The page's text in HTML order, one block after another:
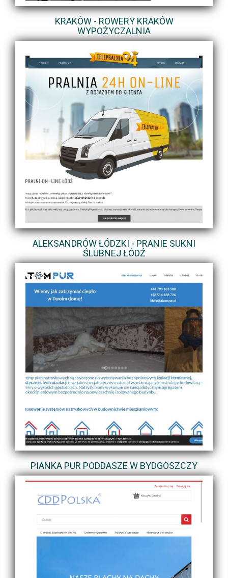
KRAKÓW - ROWERY KRAKÓW
WYPOŻYCZALNIA
ALEKSANDRÓW ŁÓDZKI - PRANIE SUKNI
ŚLUBNEJ ŁÓDŹ
PIANKA PUR PODDASZE W BYDGOSZCZY